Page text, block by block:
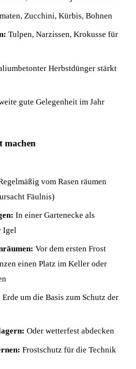
Zucchini, Kürbis, Bohnen
Tulpen, Narzissen, Krokusse für
Herbstdünger stärkt
gute Gelegenheit im Jahr
machen
vom Rasen räumen
Fäulnis)
In einer Gartenecke als
Igel
Vor dem ersten Frost
einen Platz im Keller oder
Erde um die Basis zum Schutz der
Oder wetterfest abdecken
Frostschutz für die Technik